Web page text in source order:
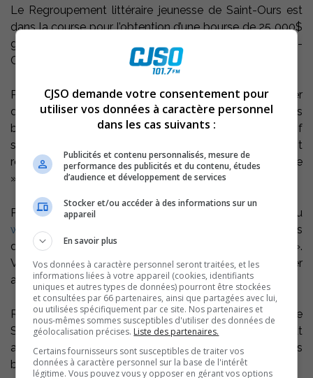
Le Regroupement littéraire jeunesse de Saint-Ours est
dans la course pour l’obtention d’une bourse de 25 000$
grâce au concours « Ici c’est mieux », organisé par Pepsi-
Cola.
Pepsi attribue plus d’un million de dollars pour financer
des individus, des entreprises et des organisations sans
but lucratif ayant des idées qui auront un impact positif
sur les collectivités et le Regroupement pourrait
remporter une bourse dans la catégorie « art et culture
».
Pour voter, vous devez vous inscrire au
www.icicestmieux.com
et trouver le projet de Saint-Ours
dans les catégories « art et culture » et « 25 000$ ».
Vous avez jusqu’au 31 décembre prochain pour voter
aussi souvent que vous le désirez.
Rappelons que le Regroupement littéraire jeunesse de
Saint-Ours permet aux enfants de 6 à 18 ans de partout
au Québec d’écrire leur prose, leur poésie et même leurs
bandes dessinées et de les présenter au public.
CJSO demande votre consentement pour
utiliser vos données à caractère personnel
dans les cas suivants :
Publicités et contenu personnalisés, mesure de
performance des publicités et du contenu, études
d’audience et développement de services
Stocker et/ou accéder à des informations sur un
appareil
En savoir plus
Vos données à caractère personnel seront traitées, et les
informations liées à votre appareil (cookies, identifiants
uniques et autres types de données) pourront être stockées
et consultées par 66 partenaires, ainsi que partagées avec lui,
ou utilisées spécifiquement par ce site. Nos partenaires et
nous-mêmes sommes susceptibles d'utiliser des données de
géolocalisation précises. Liste des partenaires.
Certains fournisseurs sont susceptibles de traiter vos
données à caractère personnel sur la base de l'intérêt
légitime. Vous pouvez vous y opposer en gérant vos options